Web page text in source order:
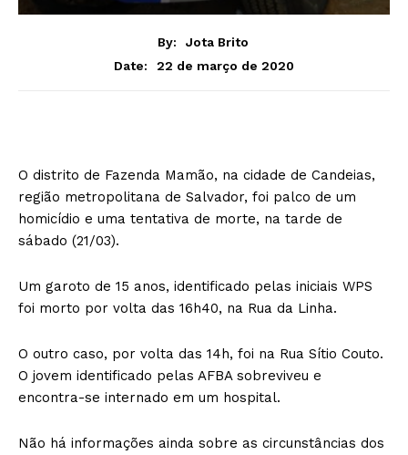
By:
Jota Brito
Date:
22 de março de 2020
O distrito de Fazenda Mamão, na cidade de Candeias,
região metropolitana de Salvador, foi palco de um
homicídio e uma tentativa de morte, na tarde de
sábado (21/03).
Um garoto de 15 anos, identificado pelas iniciais WPS
foi morto por volta das 16h40, na Rua da Linha.
O outro caso, por volta das 14h, foi na Rua Sítio Couto.
O jovem identificado pelas AFBA sobreviveu e
encontra-se internado em um hospital.
Não há informações ainda sobre as circunstâncias dos